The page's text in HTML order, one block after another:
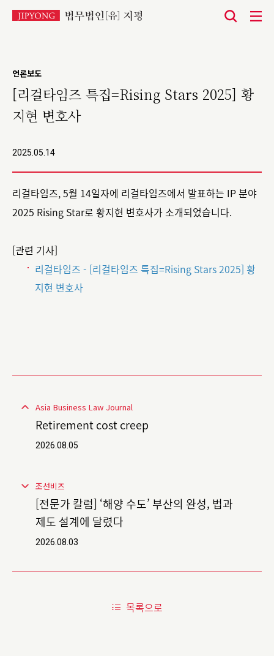
언론보도
[리걸타임즈 특집=Rising Stars 2025] 황
지현 변호사
2025.05.14
리걸타임즈, 5월 14일자에 리걸타임즈에서 발표하는 IP 분야
2025 Rising Star로 황지현 변호사가 소개되었습니다.
[관련 기사]
리걸타임즈 - [리걸타임즈 특집=Rising Stars 2025] 황
지현 변호사
Asia Business Law Journal
Retirement cost creep
2026.08.05
조선비즈
[전문가 칼럼] ‘해양 수도’ 부산의 완성, 법과
제도 설계에 달렸다
2026.08.03
목록으로